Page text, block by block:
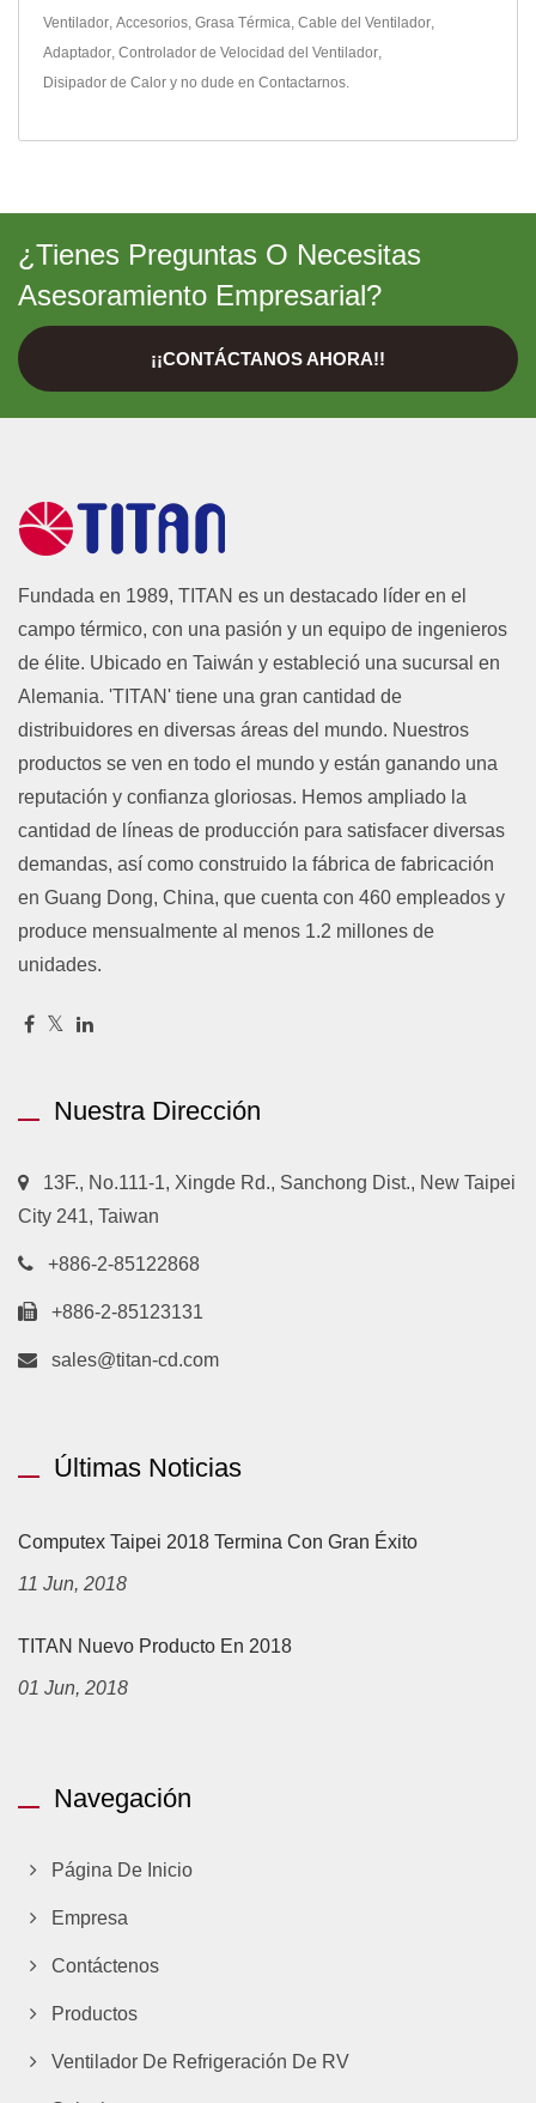
Ventilador Accesorios Grasa Térmica Cable del Ventilador
Adaptador Controlador de Velocidad del Ventilador
Disipador de Calor y no dude en Contactarnos
¿Tienes Preguntas O Necesitas
Asesoramiento Empresarial?
¡¡CONTÁCTANOS AHORA!!
Fundada en 1989, TITAN es un destacado líder en el
campo térmico, con una pasión y un equipo de ingenieros
de élite. Ubicado en Taiwán y estableció una sucursal en
Alemania. 'TITAN' tiene una gran cantidad de
distribuidores en diversas áreas del mundo. Nuestros
productos se ven en todo el mundo y están ganando una
reputación y confianza gloriosas. Hemos ampliado la
cantidad de líneas de producción para satisfacer diversas
demandas, así como construido la fábrica de fabricación
en Guang Dong, China, que cuenta con 460 empleados y
produce mensualmente al menos 1.2 millones de
unidades.
Nuestra Dirección
13F., No.111-1, Xingde Rd., Sanchong Dist., New Taipei
City 241, Taiwan
+886-2-85122868
+886-2-85123131
sales@titan-cd.com
Últimas Noticias
Computex Taipei 2018 Termina Con Gran Éxito
11 Jun, 2018
TITAN Nuevo Producto En 2018
01 Jun, 2018
Navegación
Página De Inicio
Empresa
Contáctenos
Productos
Ventilador De Refrigeración De RV